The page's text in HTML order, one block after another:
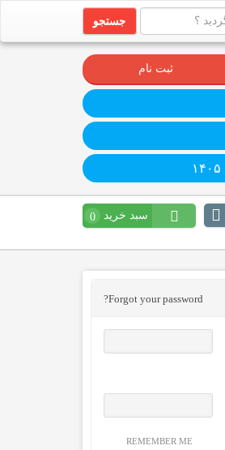
جستجو
ثبت نام
سبد خرید 0
Forgot your password?
REMEMBER ME